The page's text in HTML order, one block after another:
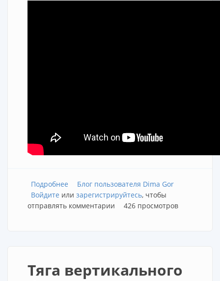
Подробнее о Жим гантелей сидя. Тренировка плечей
Блог пользователя Dima Gor
Войдите или зарегистрируйтесь, чтобы
отправлять комментарии
426 просмотров
Тяга вертикального